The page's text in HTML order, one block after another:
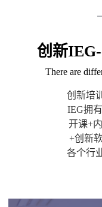
创新
There are
创新培
IEG拥
开课+
+创新
各个行